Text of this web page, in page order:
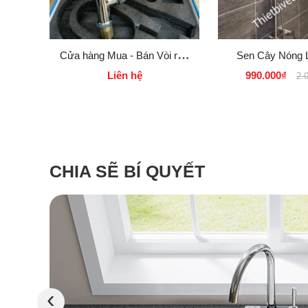
Cửa hàng Mua - Bán Vòi rửa
chén lạnh inox 304 giá rẻ tại
Liên hệ
Sen Cây Nóng
SUS 304
990.000₫
CHIA SẼ BÍ QUYẾT
‹